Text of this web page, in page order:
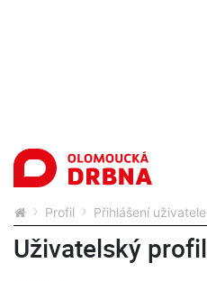
Profil Přihlášení uživatele
Uživatelský profil